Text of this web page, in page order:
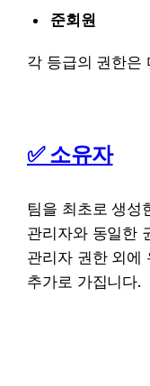
준회원
각 등급의 권한은
✅ 소유자
팀을 최초로 생성
관리자와 동일한
관리자 권한 외에
추가로 가집니다.